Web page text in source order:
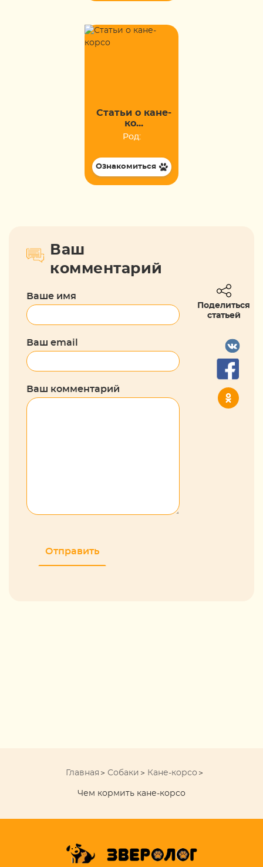
Статьи о кане-
ко...
Род:
Ознакомиться
Ваш
комментарий
Ваше имя
Ваш email
Ваш комментарий
Поделиться
статьей
Главная Собаки Кане-корсо
Чем кормить кане-корсо